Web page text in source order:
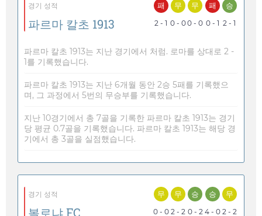
경기 성적
파르마 칼초 1913
패
2 - 1
무
0 - 0
무
0 - 0
패
0 - 1
승
2 - 1
파르마 칼초 1913는 지난 경기에서 처럼. 로마를 상대로 2 -
1를 기록했습니다.
파르마 칼초 1913는 지난 6개월 동안 2승 5패를 기록했으
며, 그 과정에서 5번의 무승부를 기록했습니다.
지난 10경기에서 총 7골을 기록한 파르마 칼초 1913는 경기
당 평균 0.7골을 기록했습니다. 파르마 칼초 1913는 해당 경
기에서 총 3골을 실점했습니다.
경기 성적
볼로냐 FC
무
0 - 0
무
2 - 2
승
0 - 2
승
4 - 0
무
2 - 2